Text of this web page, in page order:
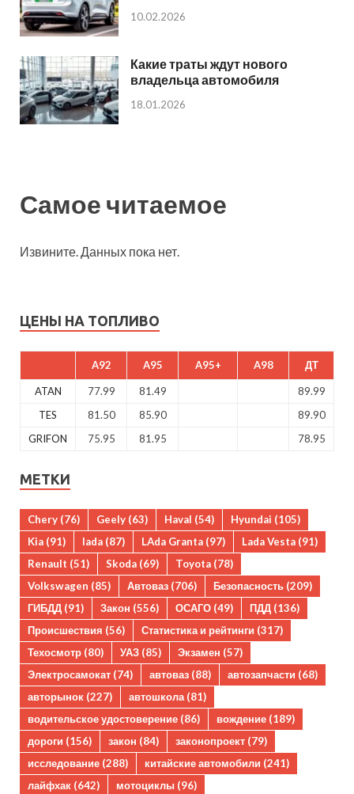
10.02.2026
Какие траты ждут нового
владельца автомобиля
18.01.2026
Самое читаемое
Извините. Данных пока нет.
ЦЕНЫ НА ТОПЛИВО
A92 A95 A95+ A98 ДТ
ATAN 77.99 81.49
89.99
TES
81.50 85.90
89.90
GRIFON
75.95 81.95 78.95
МЕТКИ
Chery (76) Geely (63) Haval (54) Hyundai (105)
Kia (91) lada (87) LAda Granta (97) Lada Vesta (91)
Renault (51) Skoda (69) Toyota (78)
Volkswagen (85) Автоваз (706) Безопасность (209)
ГИБДД (91) Закон (556) ОСАГО (49) ПДД (136)
Происшествия (56) Статистика и рейтинги (317)
Техосмотр (80) УАЗ (85) Экзамен (57)
Электросамокат (74) автоваз (88) автозапчасти (68)
авторынок (227) автошкола(81)
водительское удостоверение (86) вождение (189)
дороги (156) закон (84) законопроект (79)
исследование (288) китайские автомобили (241)
лайфхак (642) мотоциклы (96)